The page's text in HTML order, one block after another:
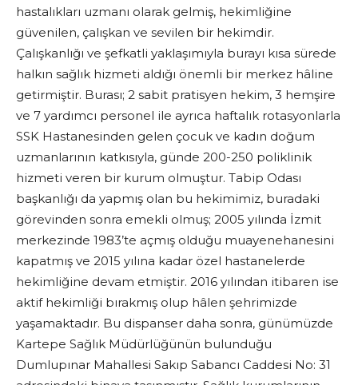
hastalıkları uzmanı olarak gelmiş, hekimliğine
güvenilen, çalışkan ve sevilen bir hekimdir.
Çalışkanlığı ve şefkatli yaklaşımıyla burayı kısa sürede
halkın sağlık hizmeti aldığı önemli bir merkez hâline
getirmiştir. Burası; 2 sabit pratisyen hekim, 3 hemşire
ve 7 yardımcı personel ile ayrıca haftalık rotasyonlarla
SSK Hastanesinden gelen çocuk ve kadın doğum
uzmanlarının katkısıyla, günde 200-250 poliklinik
hizmeti veren bir kurum olmuştur. Tabip Odası
başkanlığı da yapmış olan bu hekimimiz, buradaki
görevinden sonra emekli olmuş; 2005 yılında İzmit
merkezinde 1983’te açmış olduğu muayenehanesini
kapatmış ve 2015 yılına kadar özel hastanelerde
hekimliğine devam etmiştir. 2016 yılından itibaren ise
aktif hekimliği bırakmış olup hâlen şehrimizde
yaşamaktadır. Bu dispanser daha sonra, günümüzde
Kartepe Sağlık Müdürlüğünün bulunduğu
Dumlupınar Mahallesi Sakıp Sabancı Caddesi No: 31